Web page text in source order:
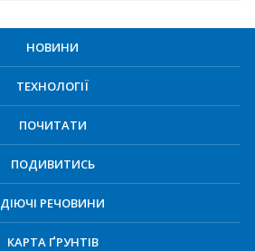
НОВИНИ
ТЕХНОЛОГІЇ
ПОЧИТАТИ
ПОДИВИТИСЬ
ДІЮЧІ РЕЧОВИНИ
КАРТА ҐРУНТІВ